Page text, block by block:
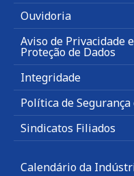
Ouvidoria
Aviso de Privacidade e
Proteção de Dados
Integridade
Política de
Sindicatos Filiados
Calendário da